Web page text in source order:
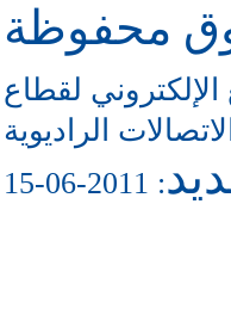
محفوظة
لقطاع
الاتصالات الراديوية
: 2011-06-15